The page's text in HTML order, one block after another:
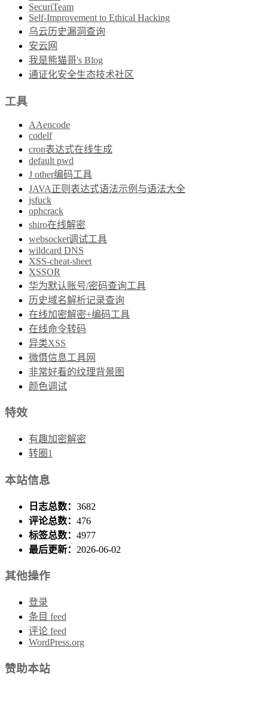
SecuriTeam
Self-Improvement to Ethical Hacking
乌云历史漏洞查询
安云网
我是熊猫哥's Blog
通证化安全生态技术社区
工具
AAencode
codelf
cron表达式在线生成
default pwd
J other编码工具
JAVA正则表达式语法示例与语法大全
jsfuck
ophcrack
shiro在线解密
websocket调试工具
wildcard DNS
XSS-cheat-sheet
XSSOR
华为默认账号/密码查询工具
历史域名解析记录查询
在线加密解密+编码工具
在线命令转码
异类XSS
微慑信息工具网
非常好看的纹理背景图
颜色调试
特效
有趣加密解密
转圈1
本站信息
日志总数： 3682
评论总数： 476
标签总数： 4977
最后更新： 2026-06-02
其他操作
登录
条目 feed
评论 feed
WordPress.org
赞助本站